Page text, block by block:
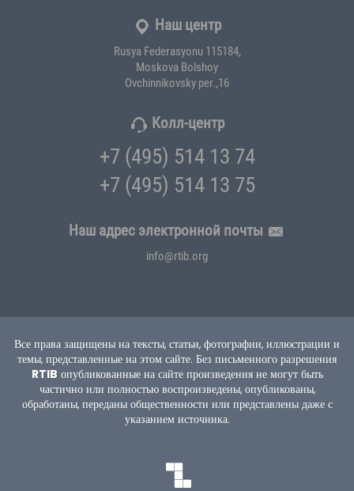
Наш центр
Rusya Federasyonu 115184,
Moskova Bolshoy
Ovchinnikovsky per.,16
Колл-центр
+7 (495) 514 13 74
+7 (495) 514 13 75
Наш адрес электронной почты
info@rtib.org
Все права защищены на тексты, статьи, фотографии, иллюстрации и
темы, представленные на этом сайте. Без письменного разрешения
RTIB опубликованные на сайте произведения не могут быть
частично или полностью воспроизведены, опубликованы,
обработаны, переданы общественности или представлены даже с
указанием источника.
TEKNOBURSA
SWORDBROS